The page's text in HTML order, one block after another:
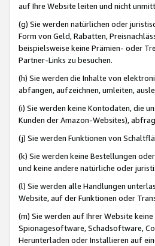
auf Ihre Website leiten und nicht
(g) Sie werden natürlichen oder
Form von Geld, Rabatten,
beispielsweise keine Prämien- oder
Partner-Links zu besuchen.
(h) Sie werden die Inhalte von
abfangen, aufzeichnen, umleiten,
(i) Sie werden keine Kontodaten, die
Kunden der Amazon-Websites),
(j) Sie werden Funktionen von
(k) Sie werden keine Bestellungen
und keine andere natürliche oder
(l) Sie werden alle Handlungen
Website, auf der Funktionen oder
(m) Sie werden auf Ihrer Website
Spionagesoftware, Schadsoftware,
Herunterladen oder Installieren auf